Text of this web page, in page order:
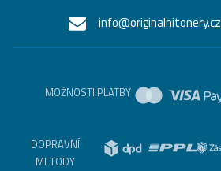
info@originalnitonery.cz
MOŽNOSTI PLATBY
DOPRAVNÍ
METODY